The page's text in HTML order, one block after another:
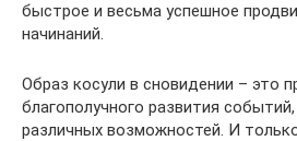
быстрое и весьма успешное
начинаний.
Образ косули в сновидении – это
благополучного развития
различных возможностей. И